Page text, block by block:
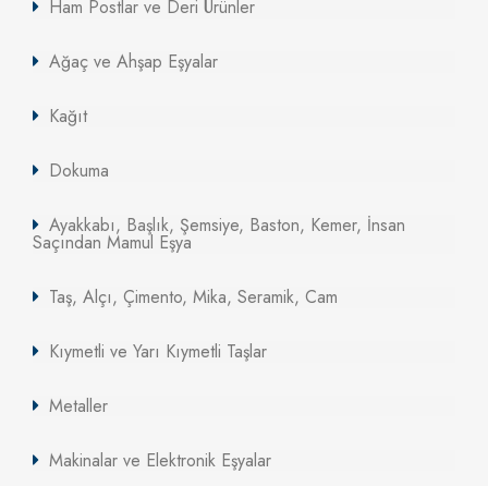
Ham Postlar ve Deri Ürünler
Ağaç ve Ahşap Eşyalar
Kağıt
Dokuma
Ayakkabı, Başlık, Şemsiye, Baston, Kemer, İnsan
Saçından Mamul Eşya
Taş, Alçı, Çimento, Mika, Seramik, Cam
Kıymetli ve Yarı Kıymetli Taşlar
Metaller
Makinalar ve Elektronik Eşyalar